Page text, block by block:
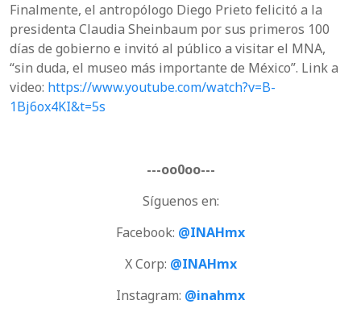
Finalmente, el antropólogo Diego Prieto felicitó a la
presidenta Claudia Sheinbaum por sus primeros 100
días de gobierno e invitó al público a visitar el MNA,
“sin duda, el museo más importante de México”. Link a
video: https://www.youtube.com/watch?v=B-
1Bj6ox4KI&t=5s
---oo0oo---
Síguenos en:
Facebook: @INAHmx
X Corp: @INAHmx
Instagram: @inahmx